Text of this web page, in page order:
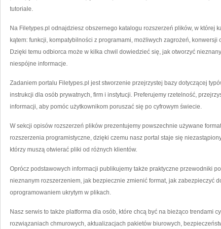
I
tutoriale.
Na Filetypes.pl odnajdziesz obszernego katalogu rozszerzeń plików, w której
kątem: funkcji, kompatybilności z programami, możliwych zagrożeń,
Dzięki temu odbiorca może w kilka chwil dowiedzieć się, jak otworzyć
niespójne informacje.
Zadaniem portalu Filetypes.pl jest stworzenie przejrzystej bazy dotyczącej
instrukcji dla osób prywatnych, firm i instytucji. Preferujemy rzetelność,
informacji, aby pomóc użytkownikom poruszać się po cyfrowym świecie.
W sekcji opisów rozszerzeń plików prezentujemy powszechnie używane
rozszerzenia programistyczne, dzięki czemu nasz portal staje się
którzy muszą otwierać pliki od różnych klientów.
Oprócz podstawowych informacji publikujemy także praktyczne przewodniki
nieznanym rozszerzeniem, jak bezpiecznie zmienić format, jak zabezpieczyć
oprogramowaniem ukrytym w plikach.
Nasz serwis to także platforma dla osób, które chcą być na bieżąco trendami
rozwiązaniach chmurowych, aktualizacjach pakietów biurowych,